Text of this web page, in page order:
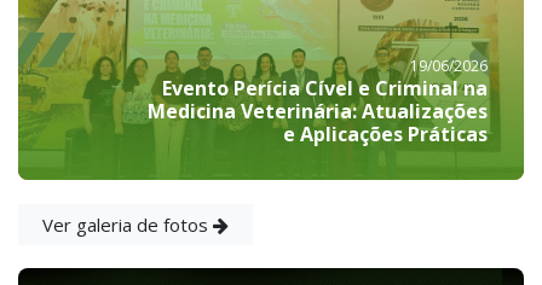
19/06/2026
Evento Perícia Cível e Criminal na
Medicina Veterinária: Atualizações
e Aplicações Práticas
Ver galeria de fotos